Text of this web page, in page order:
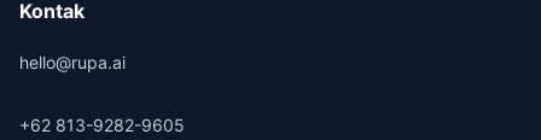
Kontak
hello@rupa.ai
+62 813-9282-9605